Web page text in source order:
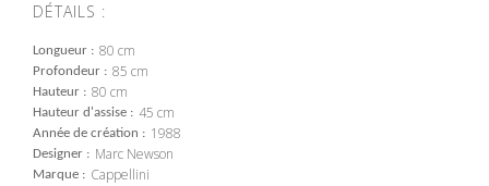
DÉTAILS :
Longueur 80 cm
Profondeur 85 cm
Hauteur 80 cm
Hauteur d'assise 45 cm
Année de création 1988
Designer Marc Newson
Marque Cappellini